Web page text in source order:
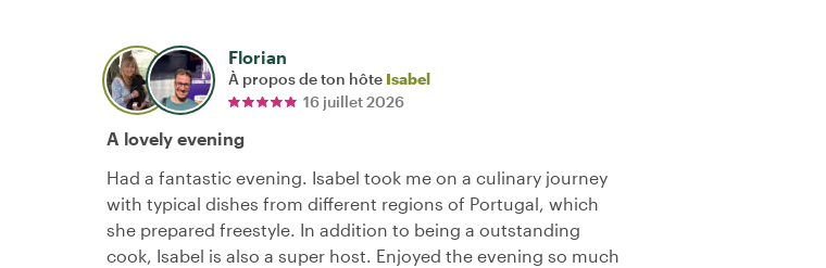
Florian
À propos de ton hôte Isabel
16 juillet 2026
A lovely evening
Had a fantastic evening. Isabel took me on a culinary journey
with typical dishes from different regions of Portugal, which
she prepared freestyle. In addition to being a outstanding
cook, Isabel is also a super host. Enjoyed the evening so much